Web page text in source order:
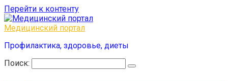
Перейти к контенту
Медицинский портал
Профилактика, здоровье, диеты
Поиск: